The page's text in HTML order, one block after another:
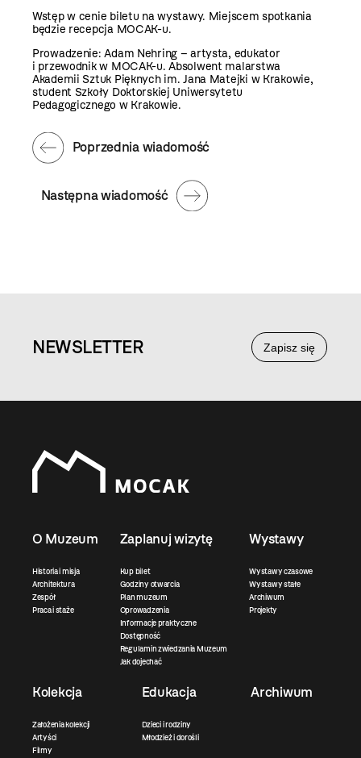
Wstęp w cenie biletu na wystawy. Miejscem spotkania
będzie recepcja MOCAK-u.
Prowadzenie: Adam Nehring – artysta, edukator
i przewodnik w MOCAK-u. Absolwent malarstwa
Akademii Sztuk Pięknych im. Jana Matejki w Krakowie,
student Szkoły Doktorskiej Uniwersytetu
Pedagogicznego w Krakowie.
Następna wiadomość
Poprzednia wiadomość
Zapisz się
NEWSLETTER
O Muzeum
Historia i misja
Architektura
Zespół
Praca i staże
Zaplanuj wizytę
Kup bilet
Godziny otwarcia
Plan muzeum
Oprowadzenia
Informacje praktyczne
Dostępność
Regulamin zwiedzania Muzeum
Jak dojechać
Wystawy
Wystawy czasowe
Wystawy stałe
Archiwum
Projekty
Kolekcja
Założenia kolekcji
Artyści
Filmy
Edukacja
Dzieci i rodziny
Młodzież i dorośli
Archiwum